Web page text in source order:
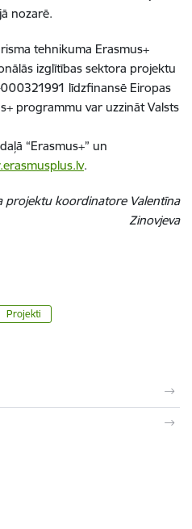
nozarē.
tehnikuma Erasmus+
izglītības sektora projektu
līdzfinansē Eiropas
programmu var uzzināt Valsts
“Erasmus+” un
.
projektu koordinatore Valentīna
Zinovjeva
Projekti